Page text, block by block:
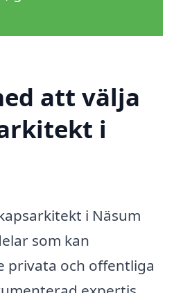
att välja
i
i Näsum
som kan
privata och offentliga